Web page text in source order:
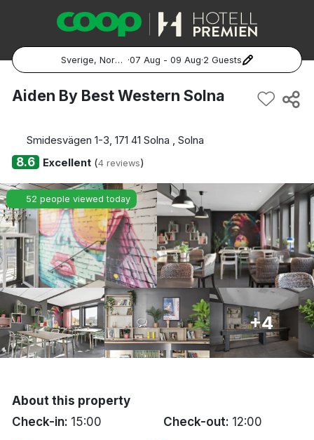
Sverige, Norge, Danmark ·07 Aug - 09 Aug·2 Guests
Popular Destinations:
Göteborg
Malmö
Hela Norge
Oslo
Bergen
Aiden By Best Western Solna
Smidesvägen 1-3, 171 41 Solna , Solna
8.6 Excellent(4 reviews)
52 people viewed today
+4
About this property
Check-in: 15:00 Check-out: 12:00